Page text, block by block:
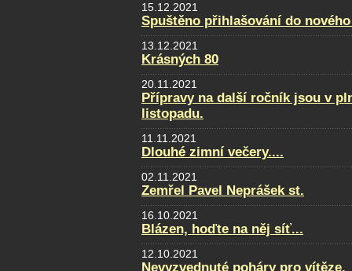
15.12.2021
Spuštěno přihlašování do
13.12.2021
Krásných 80
20.11.2021
Přípravy na další ročník jsou v
listopadu.
11.11.2021
Dlouhé zimní večery....
02.11.2021
Zemřel Pavel Neprášek st.
16.10.2021
Blázen, hoďte na něj síť...
12.10.2021
Nevyzvednuté poháry pro vítěze.